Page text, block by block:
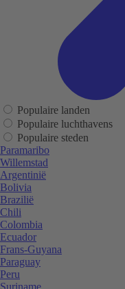
Populaire landen
Populaire luchthavens
Populaire steden
Paramaribo
Willemstad
Argentinië
Bolivia
Brazilië
Chili
Colombia
Ecuador
Frans-Guyana
Paraguay
Peru
Suriname